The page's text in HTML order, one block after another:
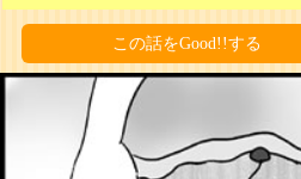
この話をGood!!する